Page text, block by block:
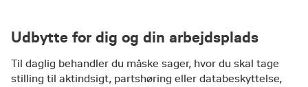
Udbytte for dig og din arbejdsplads
Til daglig behandler du måske sager, hvor du skal tage
stilling til aktindsigt, partshøring eller databeskyttelse,